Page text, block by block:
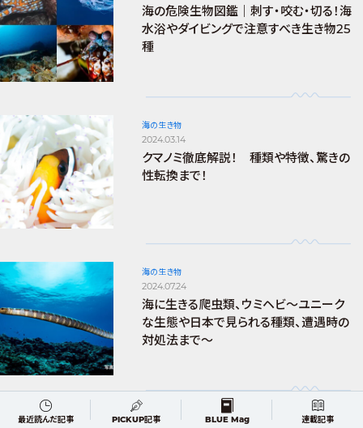
海の危険生物図鑑｜刺す・咬む・切る！海
水浴やダイビングで注意すべき生き物25
種
海の生き物
2024.03.14
クマノミ徹底解説！ 種類や特徴、驚きの
性転換まで！
海の生き物
2024.07.24
海に生きる爬虫類、ウミヘビ～ユニーク
な生態や日本で見られる種類、遭遇時の
対処法まで～
DIVING
最近読んだ記事 PICKUP記事 BLUE Mag 連載記事